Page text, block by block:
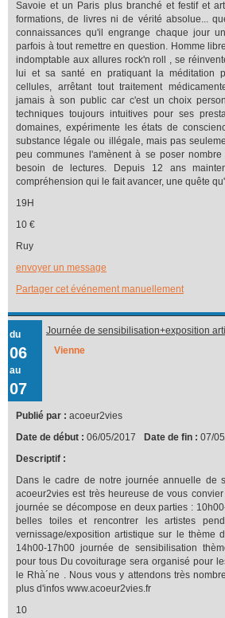
Savoie et un Paris plus branché et festif et
formations, de livres ni de vérité absolue...
connaissances qu'il engrange chaque jour
parfois à tout remettre en question. Homme
indomptable aux allures rock'n roll , se
lui et sa santé en pratiquant la méditation
cellules, arrêtant tout traitement
jamais à son public car c'est un choix
techniques toujours intuitives pour ses
domaines, expérimente les états de
substance légale ou illégale, mais pas
peu communes l'amènent à se poser
besoin de lectures. Depuis 12 ans
compréhension qui le fait avancer, une quête
19H
10 €
Ruy
envoyer un message
Partager cet événement manuellement
du
06
au
07
Journée de sensibilisation+exposition
Vienne
Publié par : acoeur2vies
Date de début : 06/05/2017 Date de fin : 07/
Descriptif :
Dans le cadre de notre journée annuelle de
acoeur2vies est très heureuse de vous
journée se décompose en deux parties :
belles toiles et rencontrer les artistes
vernissage/exposition artistique sur le thème
14h00-17h00 journée de sensibilisation
pour tous Du covoiturage sera organisé pour
le Rhà´ne . Nous vous y attendons très
plus d'infos www.acoeur2vies.fr
10